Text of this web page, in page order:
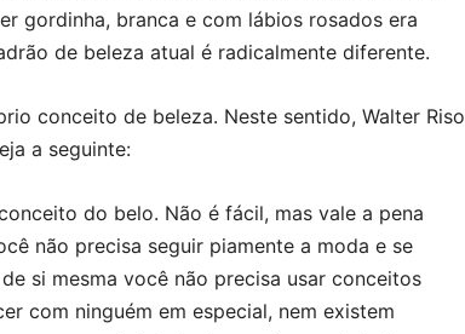
gordinha, branca e com lábios rosados era
de beleza atual é radicalmente diferente.
conceito de beleza. Neste sentido, Walter Riso
a seguinte:
do belo. Não é fácil, mas vale a pena
não precisa seguir piamente a moda e se
si mesma você não precisa usar conceitos
com ninguém em especial, nem existem